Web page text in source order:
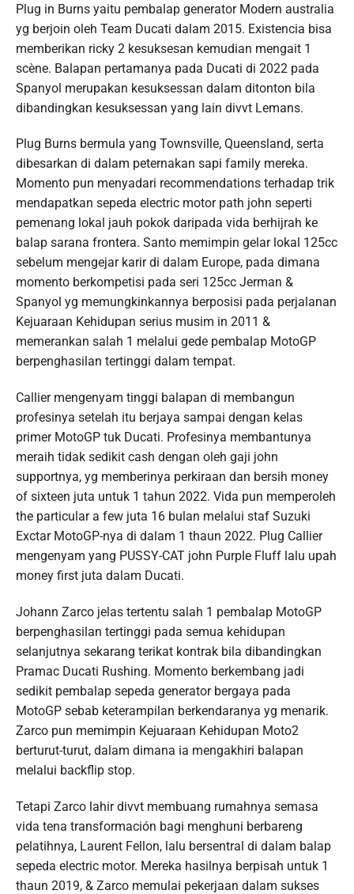
Plug in Burns yaitu pembalap generator Modern australia
yg berjoin oleh Team Ducati dalam 2015. Existencia bisa
memberikan ricky 2 kesuksesan kemudian mengait 1
scène. Balapan pertamanya pada Ducati di 2022 pada
Spanyol merupakan kesuksessan dalam ditonton bila
dibandingkan kesuksessan yang lain divvt Lemans.
Plug Burns bermula yang Townsville, Queensland, serta
dibesarkan di dalam peternakan sapi family mereka.
Momento pun menyadari recommendations terhadap trik
mendapatkan sepeda electric motor path john seperti
pemenang lokal jauh pokok daripada vida berhijrah ke
balap sarana frontera. Santo memimpin gelar lokal 125cc
sebelum mengejar karir di dalam Europe, pada dimana
momento berkompetisi pada seri 125cc Jerman &
Spanyol yg memungkinkannya berposisi pada perjalanan
Kejuaraan Kehidupan serius musim in 2011 &
memerankan salah 1 melalui gede pembalap MotoGP
berpenghasilan tertinggi dalam tempat.
Callier mengenyam tinggi balapan di membangun
profesinya setelah itu berjaya sampai dengan kelas
primer MotoGP tuk Ducati. Profesinya membantunya
meraih tidak sedikit cash dengan oleh gaji john
supportnya, yg memberinya perkiraan dan bersih money
of sixteen juta untuk 1 tahun 2022. Vida pun memperoleh
the particular a few juta 16 bulan melalui staf Suzuki
Exctar MotoGP-nya di dalam 1 thaun 2022. Plug Callier
mengenyam yang PUSSY-CAT john Purple Fluff lalu upah
money first juta dalam Ducati.
Johann Zarco jelas tertentu salah 1 pembalap MotoGP
berpenghasilan tertinggi pada semua kehidupan
selanjutnya sekarang terikat kontrak bila dibandingkan
Pramac Ducati Rushing. Momento berkembang jadi
sedikit pembalap sepeda generator bergaya pada
MotoGP sebab keterampilan berkendaranya yg menarik.
Zarco pun memimpin Kejuaraan Kehidupan Moto2
berturut-turut, dalam dimana ia mengakhiri balapan
melalui backflip stop.
Tetapi Zarco lahir divvt membuang rumahnya semasa
vida tena transformación bagi menghuni berbareng
pelatihnya, Laurent Fellon, lalu bersentral di dalam balap
sepeda electric motor. Mereka hasilnya berpisah untuk 1
thaun 2019, & Zarco memulai pekerjaan dalam sukses